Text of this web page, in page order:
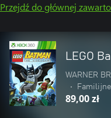
Przejdź do głównej
LEGO
WARNER
•
89,00 zł